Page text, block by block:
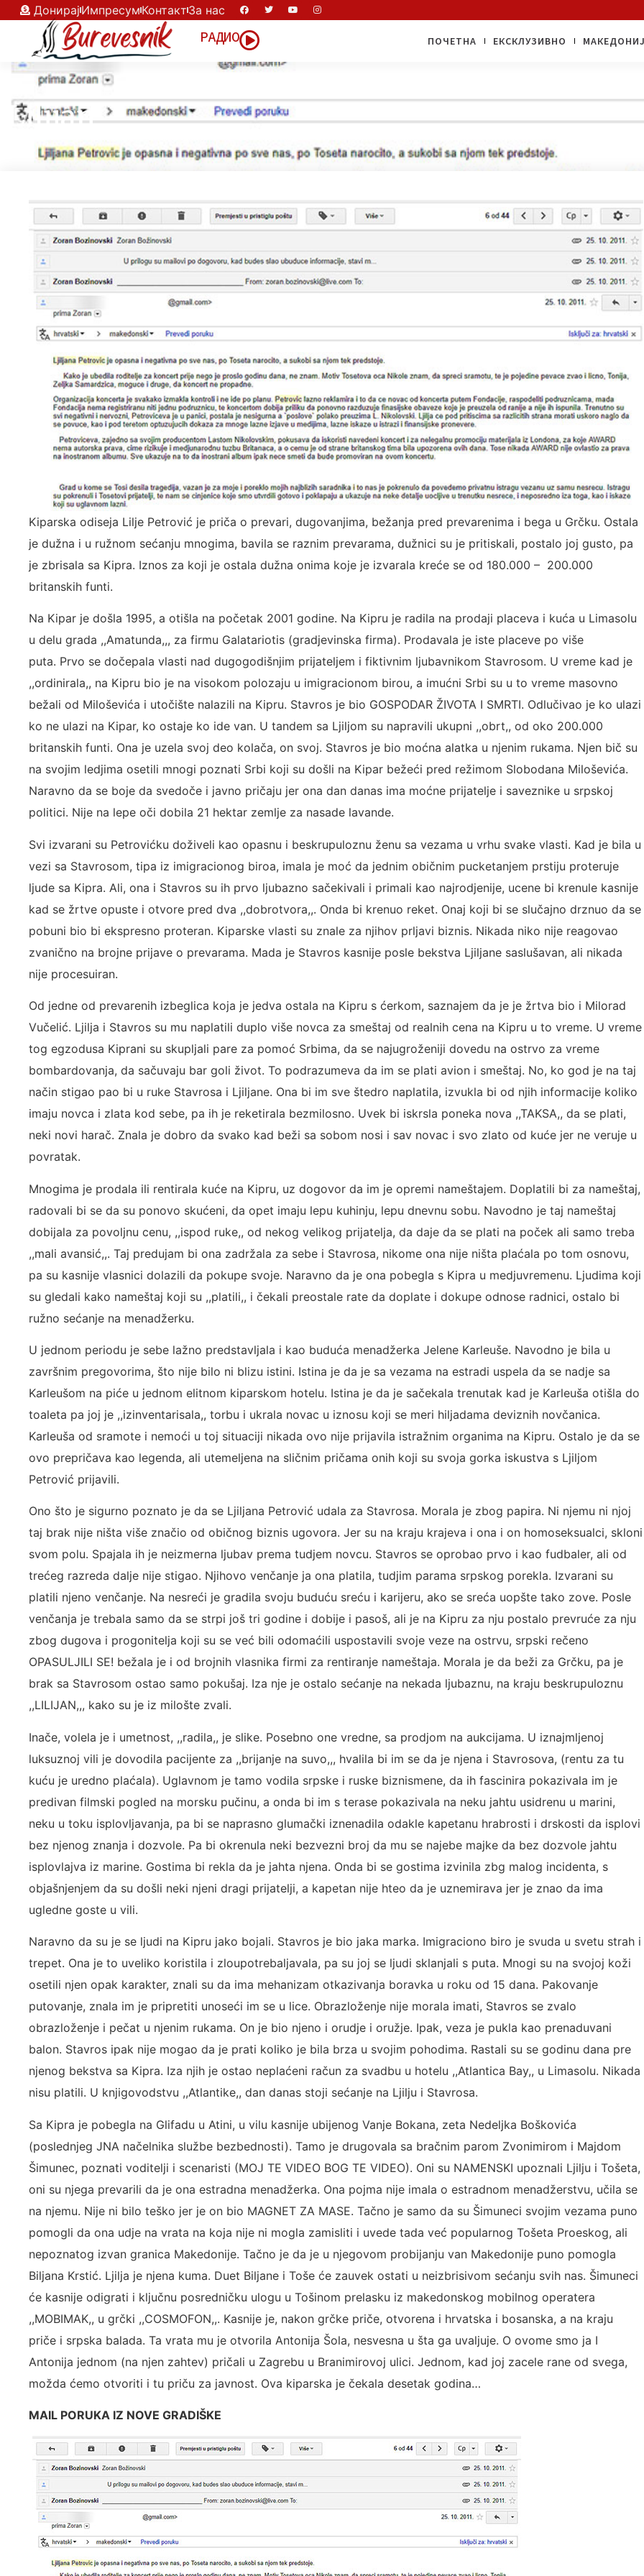
ДонирајИмпресумКонтактЗа нас
РАДИО ПОЧЕТНА EКСКЛУЗИВНО
Lilijan
Kiparska odiseja Lilje Petrović je priča o prevari, dugovanjima, bežanja pred prevarenima i bega u Grčku. Ostala
je dužna i u ružnom sećanju mnogima, bavila se raznim prevarama, dužnici su je pritiskali, postalo joj gusto, pa
je zbrisala sa Kipra. Iznos za koji je ostala dužna onima koje je izvarala kreće se od 180.000 – 200.000
britanskih funti.
Na Kipar je došla 1995, a otišla na početak 2001 godine. Na Kipru je radila na prodaji placeva i kuća u Limasolu
u delu grada ,,Amatunda,,, za firmu Galatariotis (gradjevinska firma). Prodavala je iste placeve po više
puta. Prvo se dočepala vlasti nad dugogodišnjim prijateljem i fiktivnim ljubavnikom Stavrosom. U vreme kad je
,,ordinirala,, na Kipru bio je na visokom polozaju u imigracionom birou, a imućni Srbi su u to vreme masovno
bežali od Miloševića i utočište nalazili na Kipru. Stavros je bio GOSPODAR ŽIVOTA I SMRTI. Odlučivao je ko ulazi
ko ne ulazi na Kipar, ko ostaje ko ide van. U tandem sa Ljiljom su napravili ukupni ,,obrt,, od oko 200.000
britanskih funti. Ona je uzela svoj deo kolača, on svoj. Stavros je bio moćna alatka u njenim rukama. Njen bič su
na svojim ledjima osetili mnogi poznati Srbi koji su došli na Kipar bežeći pred režimom Slobodana Miloševića.
Naravno da se boje da svedoče i javno pričaju jer ona dan danas ima moćne prijatelje i saveznike u srpskoj
politici. Nije na lepe oči dobila 21 hektar zemlje za nasade lavande.
Svi izvarani su Petrovićku doživeli kao opasnu i beskrupuloznu ženu sa vezama u vrhu svake vlasti. Kad je bila u
vezi sa Stavrosom, tipa iz imigracionog biroa, imala je moć da jednim običnim pucketanjem prstiju proteruje
ljude sa Kipra. Ali, ona i Stavros su ih prvo ljubazno sačekivali i primali kao najrodjenije, ucene bi krenule kasnije
kad se žrtve opuste i otvore pred dva ,,dobrotvora,,. Onda bi krenuo reket. Onaj koji bi se slučajno drznuo da se
pobuni bio bi ekspresno proteran. Kiparske vlasti su znale za njihov prljavi biznis. Nikada niko nije reagovao
zvanično na brojne prijave o prevarama. Mada je Stavros kasnije posle bekstva Ljiljane saslušavan, ali nikada
nije procesuiran.
Od jedne od prevarenih izbeglica koja je jedva ostala na Kipru s ćerkom, saznajem da je je žrtva bio i Milorad
Vučelić. Ljilja i Stavros su mu naplatili duplo više novca za smeštaj od realnih cena na Kipru u to vreme. U vreme
tog egzodusa Kiprani su skupljali pare za pomoć Srbima, da se najugroženiji dovedu na ostrvo za vreme
bombardovanja, da sačuvaju bar goli život. To podrazumeva da im se plati avion i smeštaj. No, ko god je na taj
način stigao pao bi u ruke Stavrosa i Ljiljane. Ona bi im sve štedro naplatila, izvukla bi od njih informacije koliko
imaju novca i zlata kod sebe, pa ih je reketirala bezmilosno. Uvek bi iskrsla poneka nova ,,TAKSA,, da se plati,
neki novi harač. Znala je dobro da svako kad beži sa sobom nosi i sav novac i svo zlato od kuće jer ne veruje u
povratak.
Mnogima je prodala ili rentirala kuće na Kipru, uz dogovor da im je opremi nameštajem. Doplatili bi za nameštaj,
radovali bi se da su ponovo skućeni, da opet imaju lepu kuhinju, lepu dnevnu sobu. Navodno je taj nameštaj
dobijala za povoljnu cenu, ,,ispod ruke,, od nekog velikog prijatelja, da daje da se plati na poček ali samo treba
,,mali avansić,,. Taj predujam bi ona zadržala za sebe i Stavrosa, nikome ona nije ništa plaćala po tom osnovu,
pa su kasnije vlasnici dolazili da pokupe svoje. Naravno da je ona pobegla s Kipra u medjuvremenu. Ljudima koji
su gledali kako nameštaj koji su ,,platili,, i čekali preostale rate da doplate i dokupe odnose radnici, ostalo bi
ružno sećanje na menadžerku.
U jednom periodu je sebe lažno predstavljala i kao buduća menadžerka Jelene Karleuše. Navodno je bila u
završnim pregovorima, što nije bilo ni blizu istini. Istina je da je sa vezama na estradi uspela da se nadje sa
Karleušom na piće u jednom elitnom kiparskom hotelu. Istina je da je sačekala trenutak kad je Karleuša otišla do
toaleta pa joj je ,,izinventarisala,, torbu i ukrala novac u iznosu koji se meri hiljadama deviznih novčanica.
Karleuša od sramote i nemoći u toj situaciji nikada ovo nije prijavila istražnim organima na Kipru. Ostalo je da se
ovo prepričava kao legenda, ali utemeljena na sličnim pričama onih koji su svoja gorka iskustva s Ljiljom
Petrović prijavili.
Ono što je sigurno poznato je da se Ljiljana Petrović udala za Stavrosa. Morala je zbog papira. Ni njemu ni njoj
taj brak nije ništa više značio od običnog biznis ugovora. Jer su na kraju krajeva i ona i on homoseksualci, skloni
svom polu. Spajala ih je neizmerna ljubav prema tudjem novcu. Stavros se oprobao prvo i kao fudbaler, ali od
trećeg razreda dalje nije stigao. Njihovo venčanje ja ona platila, tudjim parama srpskog porekla. Izvarani su
platili njeno venčanje. Na nesreći je gradila svoju buduću sreću i karijeru, ako se sreća uopšte tako zove. Posle
venčanja je trebala samo da se strpi još tri godine i dobije i pasoš, ali je na Kipru za nju postalo prevruće za nju
zbog dugova i progonitelja koji su se već bili odomaćili uspostavili svoje veze na ostrvu, srpski rečeno
OPASULJILI SE! bežala je i od brojnih vlasnika firmi za rentiranje nameštaja. Morala je da beži za Grčku, pa je
brak sa Stavrosom ostao samo pokušaj. Iza nje je ostalo sećanje na nekada ljubaznu, na kraju beskrupuloznu
,,LILIJAN,,, kako su je iz milošte zvali.
Inače, volela je i umetnost, ,,radila,, je slike. Posebno one vredne, sa prodjom na aukcijama. U iznajmljenoj
luksuznoj vili je dovodila pacijente za ,,brijanje na suvo,,, hvalila bi im se da je njena i Stavrosova, (rentu za tu
kuću je uredno plaćala). Uglavnom je tamo vodila srpske i ruske biznismene, da ih fascinira pokazivala im je
predivan filmski pogled na morsku pučinu, a onda bi im s terase pokazivala na neku jahtu usidrenu u marini,
neku u toku isplovljavanja, pa bi se naprasno glumački iznenadila odakle kapetanu hrabrosti i drskosti da isplovi
bez njenog znanja i dozvole. Pa bi okrenula neki bezvezni broj da mu se najebe majke da bez dozvole jahtu
isplovlajva iz marine. Gostima bi rekla da je jahta njena. Onda bi se gostima izvinila zbg malog incidenta, s
objašnjenjem da su došli neki njeni dragi prijatelji, a kapetan nije hteo da je uznemirava jer je znao da ima
ugledne goste u vili.
Naravno da su je se ljudi na Kipru jako bojali. Stavros je bio jaka marka. Imigraciono biro je svuda u svetu strah i
trepet. Ona je to uveliko koristila i zloupotrebaljavala, pa su joj se ljudi sklanjali s puta. Mnogi su na svojoj koži
osetili njen opak karakter, znali su da ima mehanizam otkazivanja boravka u roku od 15 dana. Pakovanje
putovanje, znala im je pripretiti unoseći im se u lice. Obrazloženje nije morala imati, Stavros se zvalo
obrazloženje i pečat u njenim rukama. On je bio njeno i orudje i oružje. Ipak, veza je pukla kao prenaduvani
balon. Stavros ipak nije mogao da je prati koliko je bila brza u svojim pohodima. Rastali su se godinu dana pre
njenog bekstva sa Kipra. Iza njih je ostao neplaćeni račun za svadbu u hotelu ,,Atlantica Bay,, u Limasolu. Nikada
nisu platili. U knjigovodstvu ,,Atlantike,, dan danas stoji sećanje na Ljilju i Stavrosa.
Sa Kipra je pobegla na Glifadu u Atini, u vilu kasnije ubijenog Vanje Bokana, zeta Nedeljka Boškovića
(poslednjeg JNA načelnika službe bezbednosti). Tamo je drugovala sa bračnim parom Zvonimirom i Majdom
Šimunec, poznati voditelji i scenaristi (MOJ TE VIDEO BOG TE VIDEO). Oni su NAMENSKI upoznali Ljilju i Tošeta,
oni su njega prevarili da je ona estradna menadžerka. Ona pojma nije imala o estradnom menadžerstvu, učila se
na njemu. Nije ni bilo teško jer je on bio MAGNET ZA MASE. Tačno je samo da su Šimuneci svojim vezama puno
pomogli da ona udje na vrata na koja nije ni mogla zamisliti i uvede tada već popularnog Tošeta Proeskog, ali
nepoznatog izvan granica Makedonije. Tačno je da je u njegovom probijanju van Makedonije puno pomogla
Biljana Krstić. Ljilja je njena kuma. Duet Biljane i Toše će zauvek ostati u neizbrisivom sećanju svih nas. Šimuneci
će kasnije odigrati i ključnu posredničku ulogu u Tošinom prelasku iz makedonskog mobilnog operatera
,,MOBIMAK,, u grčki ,,COSMOFON,,. Kasnije je, nakon grčke priče, otvorena i hrvatska i bosanska, a na kraju
priče i srpska balada. Ta vrata mu je otvorila Antonija Šola, nesvesna u šta ga uvaljuje. O ovome smo ja I
Antonija jednom (na njen zahtev) pričali u Zagrebu u Branimirovoj ulici. Jednom, kad joj zacele rane od svega,
možda ćemo otvoriti i tu priču za javnost. Ova kiparska je čekala desetak godina…
MAIL PORUKA IZ NOVE GRADIŠKE